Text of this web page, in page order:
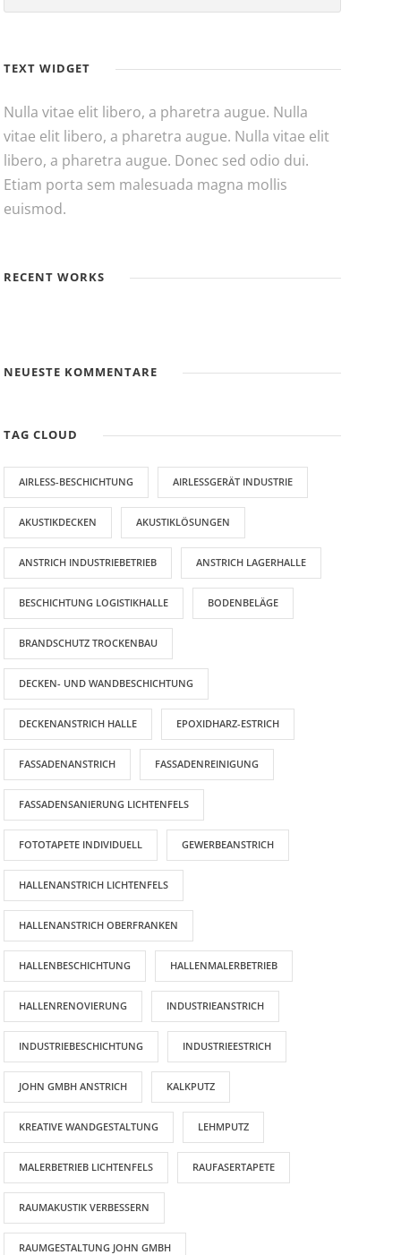
TEXT WIDGET
Nulla vitae elit libero, a pharetra augue. Nulla
vitae elit libero, a pharetra augue. Nulla vitae elit
libero, a pharetra augue. Donec sed odio dui.
Etiam porta sem malesuada magna mollis
euismod.
RECENT WORKS
NEUESTE KOMMENTARE
TAG CLOUD
AIRLESS-BESCHICHTUNG AIRLESSGERÄT INDUSTRIE
AKUSTIKDECKEN AKUSTIKLÖSUNGEN
ANSTRICH INDUSTRIEBETRIEB ANSTRICH LAGERHALLE
BESCHICHTUNG LOGISTIKHALLE BODENBELÄGE
BRANDSCHUTZ TROCKENBAU
DECKEN- UND WANDBESCHICHTUNG
DECKENANSTRICH HALLE EPOXIDHARZ-ESTRICH
FASSADENANSTRICH FASSADENREINIGUNG
FASSADENSANIERUNG LICHTENFELS
FOTOTAPETE INDIVIDUELL GEWERBEANSTRICH
HALLENANSTRICH LICHTENFELS
HALLENANSTRICH OBERFRANKEN
HALLENBESCHICHTUNG HALLENMALERBETRIEB
HALLENRENOVIERUNG INDUSTRIEANSTRICH
INDUSTRIEBESCHICHTUNG INDUSTRIEESTRICH
JOHN GMBH ANSTRICH KALKPUTZ
KREATIVE WANDGESTALTUNG LEHMPUTZ
MALERBETRIEB LICHTENFELS RAUFASERTAPETE
RAUMAKUSTIK VERBESSERN
RAUMGESTALTUNG JOHN GMBH